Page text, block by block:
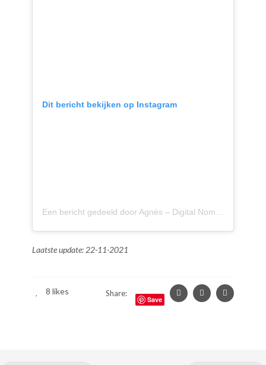
Dit bericht bekijken op Instagram
Laatste update: 22-11-2021
8 likes Share:
Save